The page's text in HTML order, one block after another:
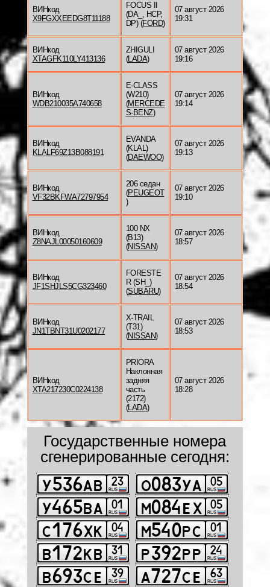
ВИНкод
X9FGXXEEDG8T11188
FOCUS II
(DA_, HCP,
DP) (FORD)
07 август 2026
19:31
ВИНкод
XTAGFK110LY413136
ZHIGULI
(LADA)
07 август 2026
19:16
ВИНкод
WDB210035A740658
E-CLASS
(W210)
(MERCEDE
S-BENZ)
07 август 2026
19:14
ВИНкод
KLALF69Z13B088191
EVANDA
(KLAL)
(DAEWOO)
07 август 2026
19:13
ВИНкод
VF32BKFWA72797954
206 седан
(PEUGEOT
)
07 август 2026
19:10
ВИНкод
Z8NAJL00050160609
100 NX
(B13)
(NISSAN)
07 август 2026
18:57
ВИНкод
JF1SHJLS5CG323460
FORESTE
R (SH_)
(SUBARU)
07 август 2026
18:54
ВИНкод
JN1TBNT31U0202177
X-TRAIL
(T31)
(NISSAN)
07 август 2026
18:53
ВИНкод
XTA217230C0224138
PRIORA
Наклонная
задняя
часть
(2172)
(LADA)
07 август 2026
18:28
Государственные номера
сгенерированные сегодня: